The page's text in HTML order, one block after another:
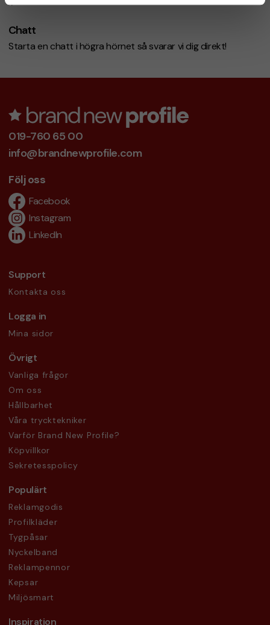
Chatt
Starta en chatt i högra hörnet så svarar vi dig direkt!
019-760 65 00
info@brandnewprofile.com
Följ oss
Facebook
Instagram
LinkedIn
Support
Kontakta oss
Logga in
Mina sidor
Övrigt
Vanliga frågor
Om oss
Hållbarhet
Våra trycktekniker
Varför Brand New Profile?
Köpvillkor
Sekretesspolicy
Populärt
Reklamgodis
Profilkläder
Tygpåsar
Nyckelband
Reklampennor
Kepsar
Miljösmart
Inspiration